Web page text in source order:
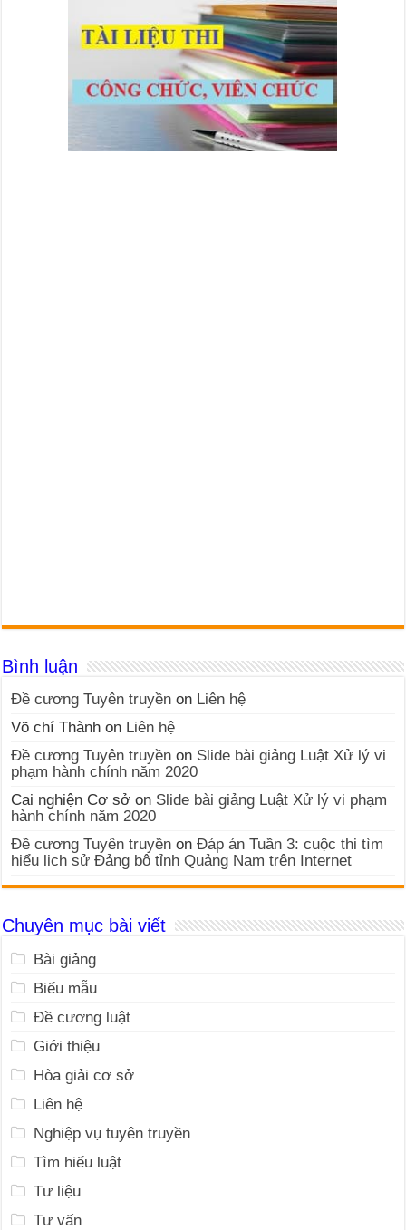
Bình luận
Đề cương Tuyên truyền on Liên hệ
Võ chí Thành on Liên hệ
Đề cương Tuyên truyền on Slide bài giảng Luật Xử lý vi
phạm hành chính năm 2020
Cai nghiện Cơ sở on Slide bài giảng Luật Xử lý vi phạm
hành chính năm 2020
Đề cương Tuyên truyền onĐáp án Tuần 3: cuộc thi tìm
hiểu lịch sử Đảng bộ tỉnh Quảng Nam trên Internet
Chuyên mục bài viết
Bài giảng
Biểu mẫu
Đề cương luật
Giới thiệu
Hòa giải cơ sở
Liên hệ
Nghiệp vụ tuyên truyền
Tìm hiểu luật
Tư liệu
Tư vấn